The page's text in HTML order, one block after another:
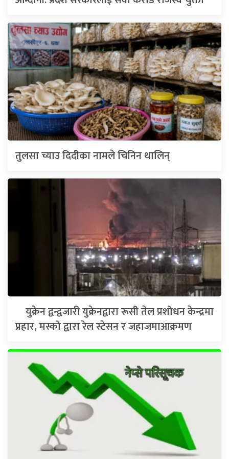
तुलसा च्याउ दिदीका नामले चिनिन थालिन्
युक्रेन द्वन्द्वजारी युक्रेनद्वारा रूसी तेल प्रशोधन केन्द्रमा
प्रहार, मस्को द्वारा रेल स्टेसन र जहाजमाआक्रमण